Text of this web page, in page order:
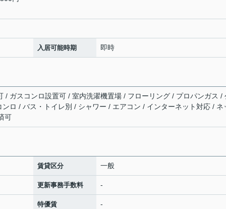
入居可能時期 即時
/ ガスコンロ設置可 / 室内洗濯機置場 / フローリング / プロパンガス /
ロ / バス・トイレ別 / シャワー / エアコン / インターネット対応 / ネ
可
賃貸区分 一般
更新事務手数料 -
特優賃 -